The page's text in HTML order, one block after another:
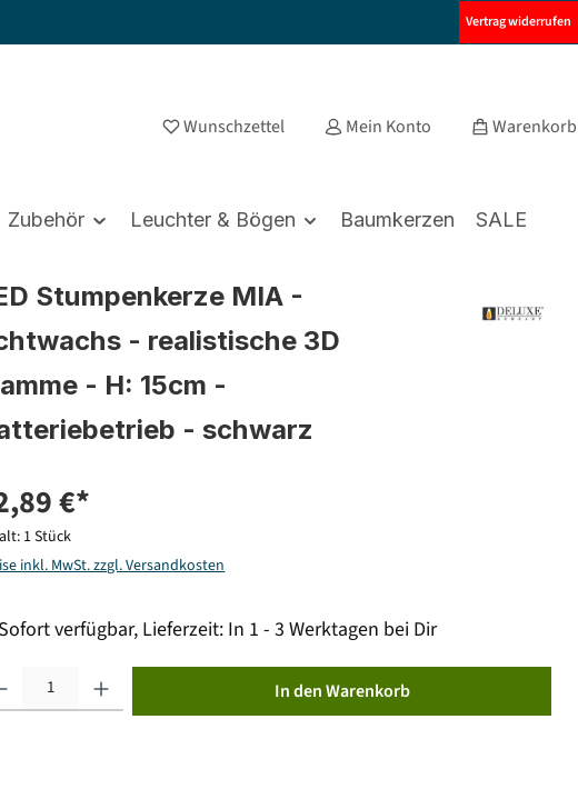
Vertrag widerrufen
Wunschzettel Mein Konto Warenkorb
Zubehör Leuchter & Bögen Baumkerzen SALE
Stumpenkerze MIA -
- realistische 3D
- H: 15cm -
- schwarz
€*
1 Stück
inkl. MwSt. zzgl. Versandkosten
Sofort verfügbar, Lieferzeit: In 1 - 3 Werktagen bei Dir
In den Warenkorb